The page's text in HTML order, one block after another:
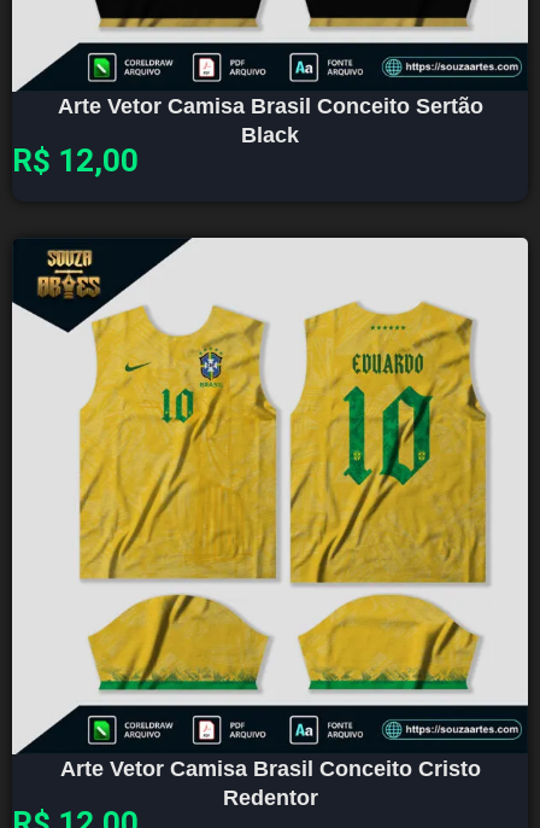
Arte Vetor Camisa Brasil Conceito Sertão
Black
R$ 12,00
Arte Vetor Camisa Brasil Conceito Cristo
Redentor